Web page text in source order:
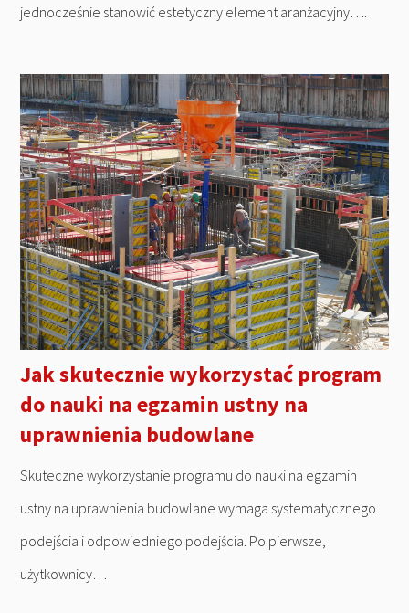
jednocześnie stanowić estetyczny element aranżacyjny….
Jak skutecznie wykorzystać program
do nauki na egzamin ustny na
uprawnienia budowlane
Skuteczne wykorzystanie programu do nauki na egzamin
ustny na uprawnienia budowlane wymaga systematycznego
podejścia i odpowiedniego podejścia. Po pierwsze,
użytkownicy…